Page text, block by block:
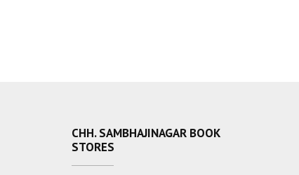
CHH. SAMBHAJINAGAR BOOK
STORES